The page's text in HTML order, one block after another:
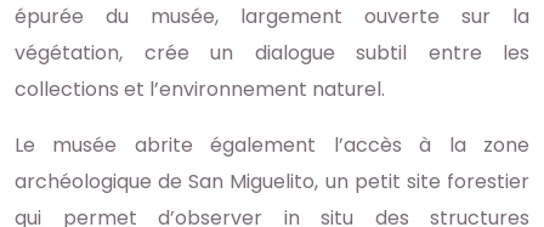
épurée du musée, largement ouverte sur la
végétation, crée un dialogue subtil entre les
collections et l’environnement naturel.
Le musée abrite également l’accès à la zone
archéologique de San Miguelito, un petit site forestier
qui permet d’observer in situ des structures